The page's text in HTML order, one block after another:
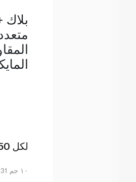
لكل
0.31 ١٠ جم